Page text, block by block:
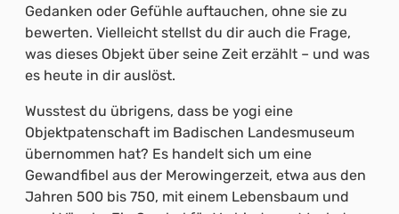
Gedanken oder Gefühle auftauchen, ohne sie zu
bewerten. Vielleicht stellst du dir auch die Frage,
was dieses Objekt über seine Zeit erzählt – und was
es heute in dir auslöst.
Wusstest du übrigens, dass be yogi eine
Objektpatenschaft im Badischen Landesmuseum
übernommen hat? Es handelt sich um eine
Gewandfibel aus der Merowingerzeit, etwa aus den
Jahren 500 bis 750, mit einem Lebensbaum und